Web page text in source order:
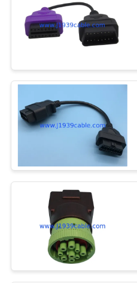
ΠΕΡΊΠΟΥ
ΕΜΕΊΣ
ΓΎΡΟΣ
ΠΟΙΟΤΙΚΌΣ
ΜΑΣ
ΕΛΆΤΕ
ΕΠΑΦΉ
ΜΕ